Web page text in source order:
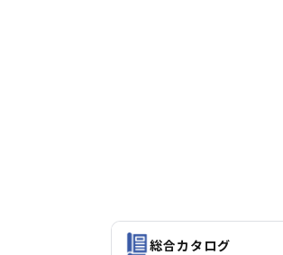
総合カタログ